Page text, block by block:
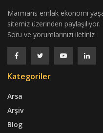
Marmaris emlak ekonomi
sitemiz üzerinden
Soru ve yorumlarınızı iletiniz
Kategoriler
Arsa
Arşiv
Blog